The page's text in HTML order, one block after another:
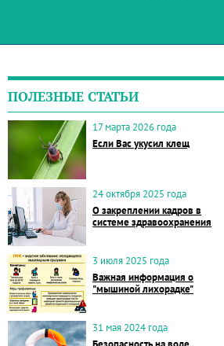
ПОЛЕЗНЫЕ СТАТЬИ
17 марта 2026 года
Если Вас укусил клещ
24 октября 2025 года
О закреплении кадров в
системе здравоохранения
3 июля 2025 года
Важная информация о
"мышиной лихорадке"
31 мая 2024 года